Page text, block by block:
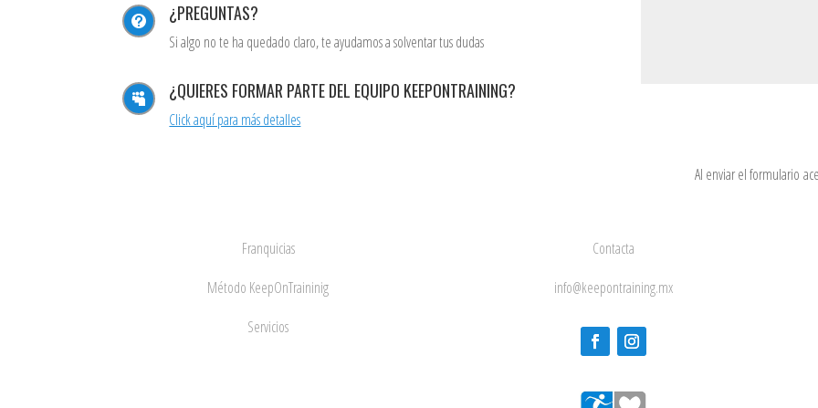
 ¿PREGUNTAS?
Si algo no te ha quedado claro, te ayudamos a solventar tus dudas
 ¿QUIERES FORMAR PARTE DEL EQUIPO KEEPONTRAINING?
Click aquí para más detalles
Al enviar el formulario
Franquicias
Método KeepOnTraininig
Servicios
Contacta
info@keepontraining.mx